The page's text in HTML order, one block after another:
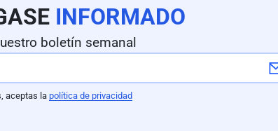
INFORMADO
boletín semanal
aceptas la política de privacidad